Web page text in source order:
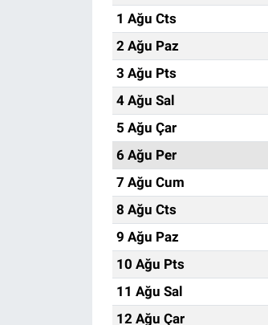
1 Ağu Cts
2 Ağu Paz
3 Ağu Pts
4 Ağu Sal
5 Ağu Çar
6 Ağu Per
7 Ağu Cum
8 Ağu Cts
9 Ağu Paz
10 Ağu Pts
11 Ağu Sal
12 Ağu Çar